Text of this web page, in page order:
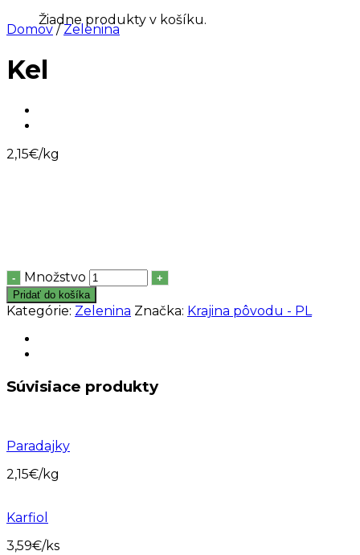
Žiadne produkty v košíku.
Domov / Zelenina
Kel
2,15€/kg
Množstvo
Pridať do košíka
Kategórie: Zelenina Značka: Krajina pôvodu - PL
Súvisiace produkty
Paradajky
2,15€/kg
Karfiol
3,59€/ks